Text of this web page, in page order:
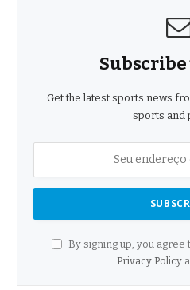
Subscribe
Get the latest sports news
sports and
By signing up, you
Privacy Policy